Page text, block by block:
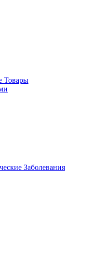
Товары
Заболевания